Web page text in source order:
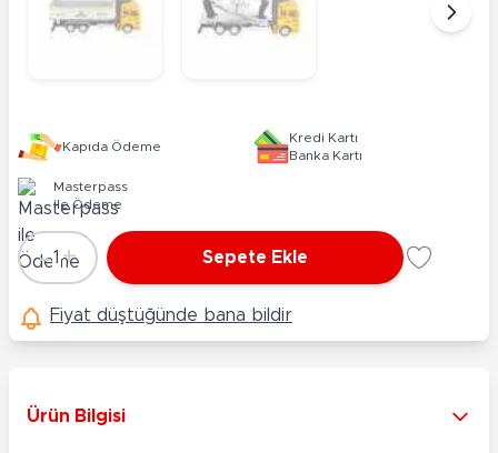
Kapıda Ödeme
Kredi Kartı
Banka Kartı
Masterpass
ile Ödeme
Adet
-1 + Sepete Ekle
Fiyat düştüğünde bana bildir
Ürün Bilgisi